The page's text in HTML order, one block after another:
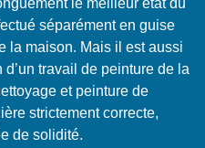
séparément en guise
la maison. Mais il est aussi
travail de peinture de la
et peinture de
strictement correcte,
de solidité.